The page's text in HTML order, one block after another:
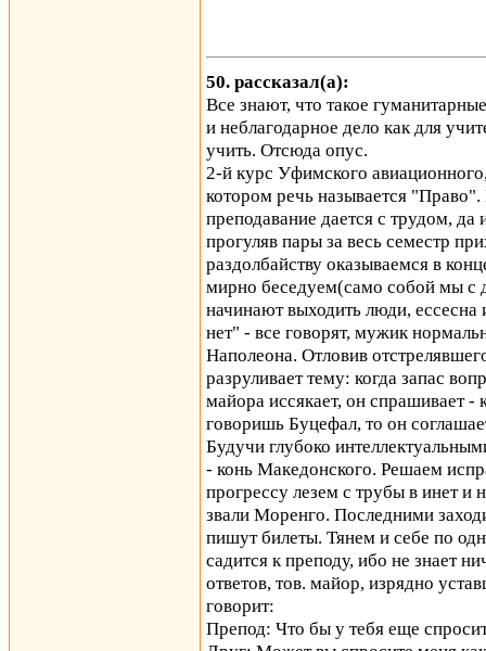
50. рассказал(а):
Все знают, что такое
и неблагодарное дело как для
учить. Отсюда опус.
2-й курс Уфимского
котором речь называется
преподавание дается с трудом, да
прогуляв пары за весь семестр
раздолбайству оказываемся в
мирно беседуем(само собой мы с
начинают выходить люди, ессесна
нет" - все говорят, мужик
Наполеона. Отловив
разруливает тему: когда запас
майора иссякает, он спрашивает
говоришь Буцефал, то он
Будучи глубоко
- конь Македонского. Решаем
прогрессу лезем с трубы в инет
звали Моренго. Последними
пишут билеты. Тянем и себе по
садится к преподу, ибо не знает
ответов, тов. майор, изрядно
говорит:
Препод: Что бы у тебя еще